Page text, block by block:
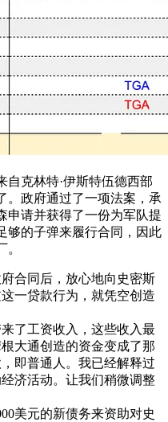
自克林特·伊斯特伍德西部
。政府通过了一项法案，承
申请并获得了一份为军队提
够的子弹来履行合同，因此
合同后，放心地向史密斯
一贷款行为，就凭空创造
了工资收入，这些收入最
大通创造的资金变成了那
即普通人。我已经解释过
济活动。让我们稍微调整
美元的新债务来资助对史